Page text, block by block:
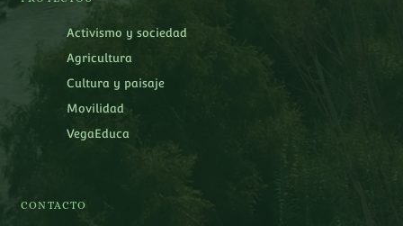
Activismo y sociedad
Agricultura
Cultura y paisaje
Movilidad
VegaEduca
CONTACTO